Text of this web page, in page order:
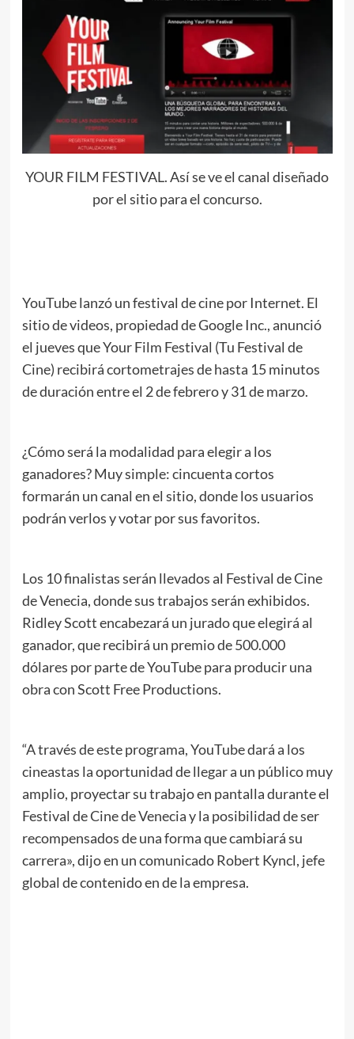
YOUR FILM FESTIVAL. Así se ve el canal diseñado
por el sitio para el concurso.
YouTube lanzó un festival de cine por Internet. El
sitio de videos, propiedad de Google Inc., anunció
el jueves que Your Film Festival (Tu Festival de
Cine) recibirá cortometrajes de hasta 15 minutos
de duración entre el 2 de febrero y 31 de marzo.
¿Cómo será la modalidad para elegir a los
ganadores? Muy simple: cincuenta cortos
formarán un canal en el sitio, donde los usuarios
podrán verlos y votar por sus favoritos.
Los 10 finalistas serán llevados al Festival de Cine
de Venecia, donde sus trabajos serán exhibidos.
Ridley Scott encabezará un jurado que elegirá al
ganador, que recibirá un premio de 500.000
dólares por parte de YouTube para producir una
obra con Scott Free Productions.
“A través de este programa, YouTube dará a los
cineastas la oportunidad de llegar a un público muy
amplio, proyectar su trabajo en pantalla durante el
Festival de Cine de Venecia y la posibilidad de ser
recompensados de una forma que cambiará su
carrera», dijo en un comunicado Robert Kyncl, jefe
global de contenido en de la empresa.